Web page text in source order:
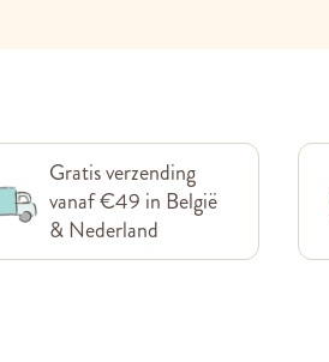
Gratis verzending
vanaf €49 in België
& Nederland